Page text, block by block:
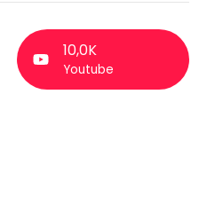
10,0K
Youtube